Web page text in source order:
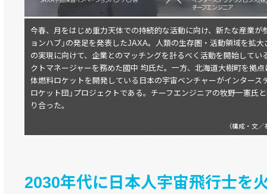
今春、月をはじめ重力天体での持続的な活動に向け、新たな産業が
ョンハブ」の発足を発表したJAXA。人類の生存圏・活動領域を拡
の実現に向けて、企業とのマッチングを計るべく活動を開始してい
クトマネージャーを務めた國中 均氏だ。一方、北海道大樹町を拠
体燃料ロケットを開発している日本の宇宙ベンチャーがインタース
ロケット団」プロジェクトである。チーフエンジニアの牧野一憲氏
り合った。
（構成・文
2030年代に日本人宇宙飛行士を